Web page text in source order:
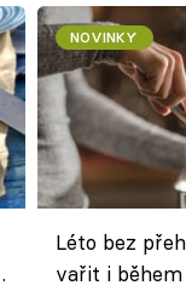
NOVINKY
Léto bez
vařit i